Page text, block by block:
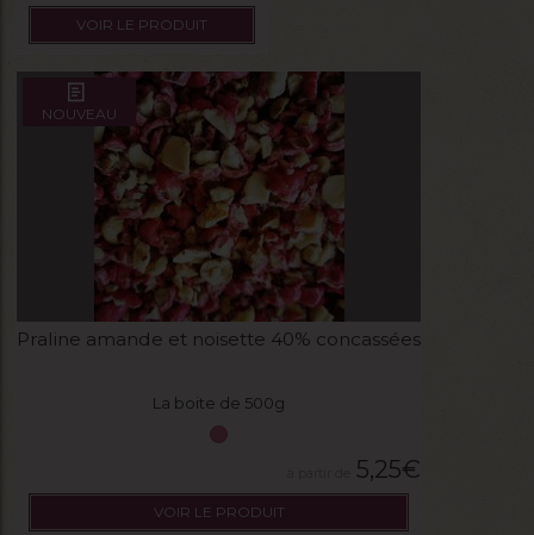
VOIR LE PRODUIT
NOUVEAU
Praline amande et noisette 40% concassées
La boite de 500g
5,25€
VOIR LE PRODUIT